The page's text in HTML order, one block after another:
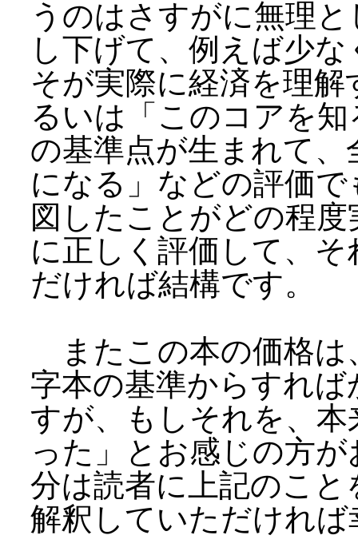
うのはさすがに無理
し下げて、例えば少
そが実際に経済を理
るいは「このコアを
の基準点が生まれて
になる」などの評価
図したことがどの程
に正しく評価して、
だければ結構です。
またこの本の価格は
字本の基準からすれ
すが、もしそれを、
った」とお感じの方
分は読者に上記のこ
解釈していただけれ